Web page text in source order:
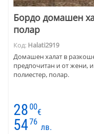
Бордо домашен
полар
Код: Halati2919
Домашен халат в
предпочитан и от жени,
полиестер, полар.
28 00
€
5476
лв.